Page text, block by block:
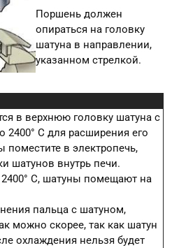
Поршень должен
опираться на головку
шатуна в направлении,
указанном стрелкой.
в верхнюю головку шатуна с
2400° С для расширения его
поместите в электропечь,
шатунов внутрь печи.
2400° С, шатуны помещают на
пальца с шатуном,
можно скорее, так как шатун
охлаждения нельзя будет